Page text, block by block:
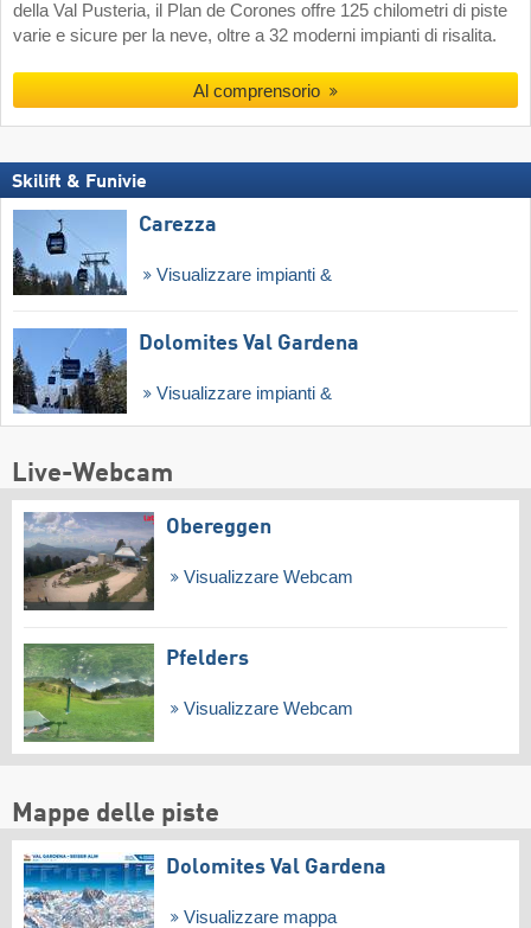
della Val Pusteria, il Plan de Corones offre 125 chilometri di piste
varie e sicure per la neve, oltre a 32 moderni impianti di risalita.
Al comprensorio
Skilift & Funivie
Carezza
Visualizzare impianti &
Dolomites Val Gardena
Visualizzare impianti &
Live-Webcam
Obereggen
Visualizzare Webcam
Pfelders
Visualizzare Webcam
Mappe delle piste
Dolomites Val Gardena
Visualizzare mappa